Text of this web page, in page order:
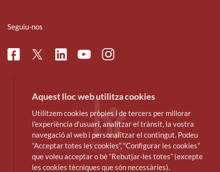
Seguiu-nos
FacebookTwitterLinkedinYoutubeInstagram
Aquest lloc web utilitza cookies
Utilitzem cookies pròpies i de tercers per millorar
l’experiència d’usuari, analitzar el trànsit, la vostra
navegació al web i personalitzar el contingut. Podeu
“Acceptar totes les cookies”, “Configurar les cookies”
que voleu acceptar o bé “Rebutjar-les totes” (excepte
les cookies tècniques que són necessàries).